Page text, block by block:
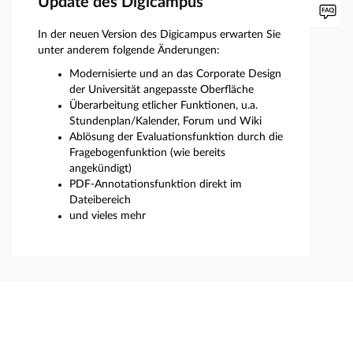
In der neuen Version des Digicampus erwarten Sie
unter anderem folgende Änderungen:
Modernisierte und an das Corporate Design
der Universität angepasste Oberfläche
Überarbeitung etlicher Funktionen, u.a.
Stundenplan/Kalender, Forum und Wiki
Ablösung der Evaluationsfunktion durch die
Fragebogenfunktion (wie bereits
angekündigt)
PDF-Annotationsfunktion direkt im
Dateibereich
und vieles mehr